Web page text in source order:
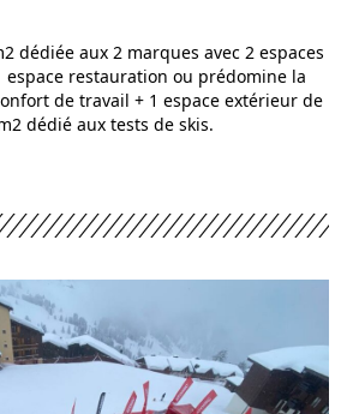
dédiée aux 2 marques avec 2 espaces
espace restauration ou prédomine la
de travail + 1 espace extérieur de
dédié aux tests de skis.